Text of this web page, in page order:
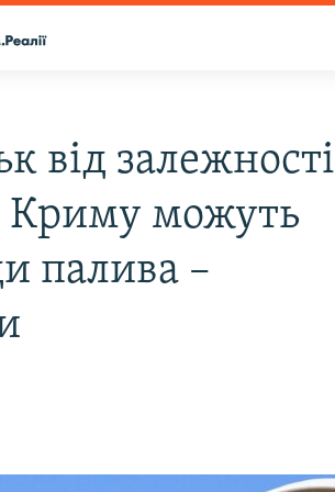
від залежності
Криму можуть
палива –